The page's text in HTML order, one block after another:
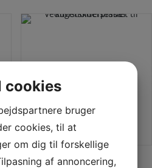
VEDLIGEHOLDELSE
cookies
bruger
cookies, til at
om dig til forskellige
af annoncering,